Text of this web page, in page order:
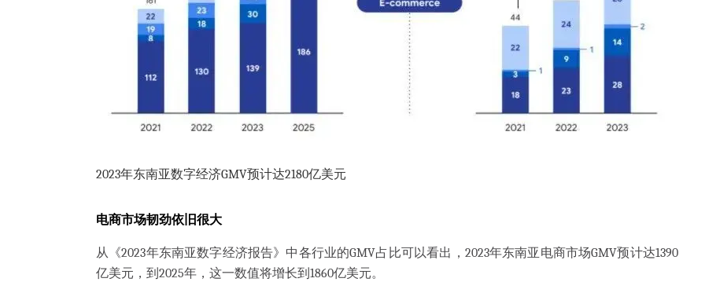
2023年东南亚数字经济GMV预计达2180亿美元
电商市场韧劲依旧很大
从《2023年东南亚数字经济报告》中各行业的GMV占比可以看出，2023年东南亚电商市场GMV预计达1390
亿美元，到2025年，这一数值将增长到1860亿美元。